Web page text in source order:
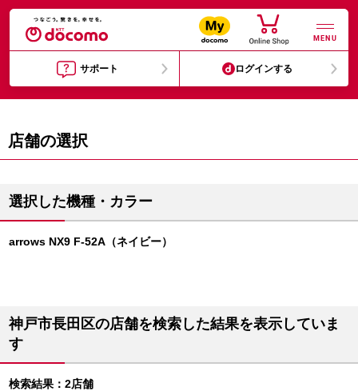
MENU
サポート ログインする
店舗の選択
選択した機種・カラー
arrows NX9 F-52A（ネイビー）
神戸市長田区の店舗を検索した結果を表示していま
す
検索結果：2店舗